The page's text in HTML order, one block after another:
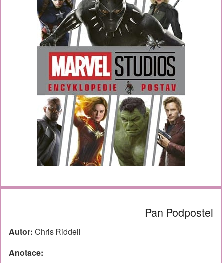
Pan Podpostel
Autor: Chris Riddell
Anotace: